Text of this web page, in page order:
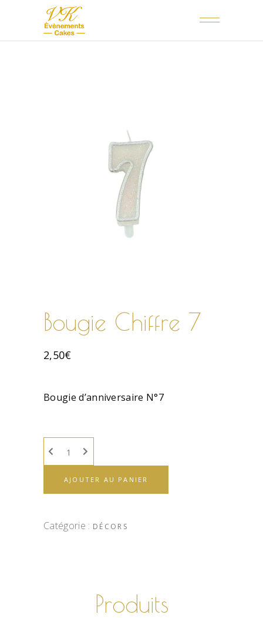
Bougie Chiffre 7
2,50€
Bougie d’anniversaire N°7
AJOUTER AU PANIER
Catégorie : DÉCORS
Produits